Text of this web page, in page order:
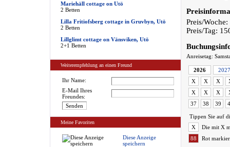
Mariehäll cottage on Utö
2 Betten
Lilla Fritiofsberg cottage in Gruvbyn, Utö
2 Betten
Lillglimt cottage on Vänsviken, Utö
2+1 Betten
Weiterempfehlung an einen Freund
Ihr Name:
E-Mail Ihres
Freundes:
Meine Favoriten
Diese Anzeige
speichern
Preis/
Preis/Tag:
Anreisetag:
2026
2027
X
X X
X
X X
37
38 39
Tippen Sie auf
X
Die mit X
88
Rot